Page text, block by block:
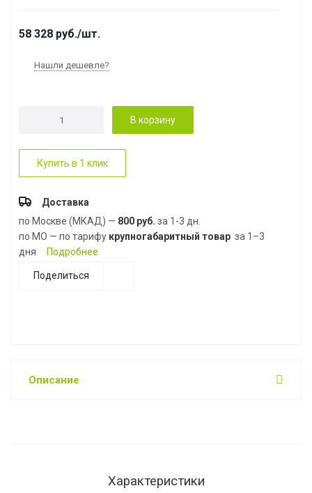
58 328 руб./шт.
Нашли дешевле?
В корзину
Купить в 1 клик
Доставка
по Москве (МКАД) — 800 руб. за 1-3 дн.
по МО — по тарифу крупногабаритный товар за 1–3
дня
Подробнее
Поделиться
Описание
Характеристики